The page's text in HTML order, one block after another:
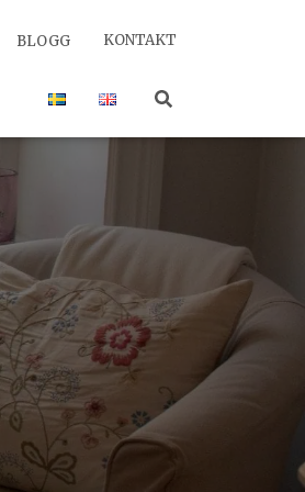
BLOGG KONTAKT